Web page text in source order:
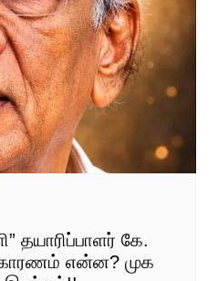
தயாரிப்பாளர் கே.
என்ன? முக